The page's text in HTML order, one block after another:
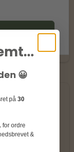
😀
på 30
for ordre
&